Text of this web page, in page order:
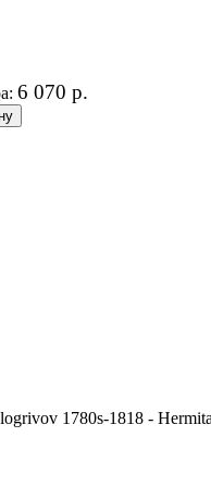
6 070 р.
1780s-1818 -